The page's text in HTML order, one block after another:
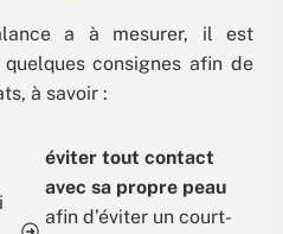
a à mesurer, il est
consignes afin de
à savoir :
éviter tout contact
avec sa propre peau
afin d’éviter un court-